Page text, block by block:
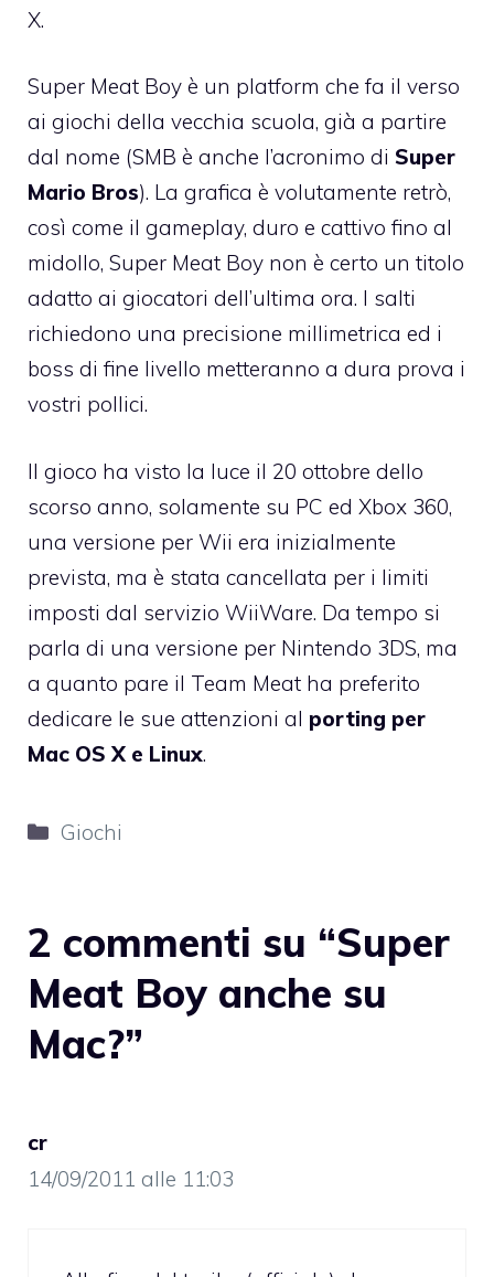
X.
Super Meat Boy è un platform che fa il verso
ai giochi della vecchia scuola, già a partire
dal nome (SMB è anche l’acronimo di Super
Mario Bros). La grafica è volutamente retrò,
così come il gameplay, duro e cattivo fino al
midollo, Super Meat Boy non è certo un titolo
adatto ai giocatori dell’ultima ora. I salti
richiedono una precisione millimetrica ed i
boss di fine livello metteranno a dura prova i
vostri pollici.
Il gioco ha visto la luce il 20 ottobre dello
scorso anno, solamente su PC ed Xbox 360,
una versione per Wii era inizialmente
prevista, ma è stata cancellata per i limiti
imposti dal servizio WiiWare. Da tempo si
parla di una versione per Nintendo 3DS, ma
a quanto pare il Team Meat ha preferito
dedicare le sue attenzioni al porting per
Mac OS X e Linux.
Categorie
Giochi
2 commenti su “Super
Meat Boy anche su
Mac?”
cr
14/09/2011 alle 11:03